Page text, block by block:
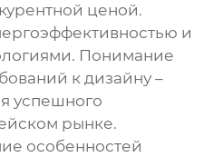
ценой.
и
Понимание
к дизайну –
успешного
рынке.
особенностей